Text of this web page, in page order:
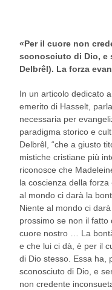
«Per il cuore non
sconosciuto di Dio, e
Delbrêl). La forza
In un articolo dedicato
emerito di Hasselt,
necessaria per
paradigma storico e
Delbrêl, “che a giusto
mistiche cristiane più
riconosce che
la coscienza della
al mondo ci darà la
Niente al mondo ci
prossimo se non il fatto
cuore nostro … La
e che lui ci dà, è per il
di Dio stesso. Essa ha,
sconosciuto di Dio, e
non credente